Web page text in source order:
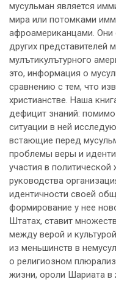
мусульман является
мира или потомками
афроамериканцами. Они
других представителей
мулътикулътурного
это, информация о
сравнению с тем, что
христианстве. Наша
дефицит знаний:
ситуации в ней
встающие перед
проблемы веры и
участия в политической
руководства
идентичности своей
формирование у нее
Штатах, ставит
между верой и
из меньшинств в
о религиозном
жизни, ороли Шариата в